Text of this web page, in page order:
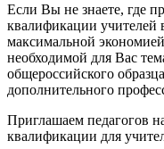
Если Вы не знаете, где
квалификации учителей
максимальной
необходимой для Вас
общероссийского
дополнительного
Приглашаем педагогов
квалификации для